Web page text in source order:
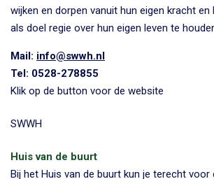
wijken en dorpen vanuit hun eigen kracht
als doel regie over hun eigen leven te
Mail: info@swwh.nl
Tel: 0528-278855
Klik op de button voor de website
SWWH
Huis van de buurt
Bij het Huis van de buurt kun je terecht